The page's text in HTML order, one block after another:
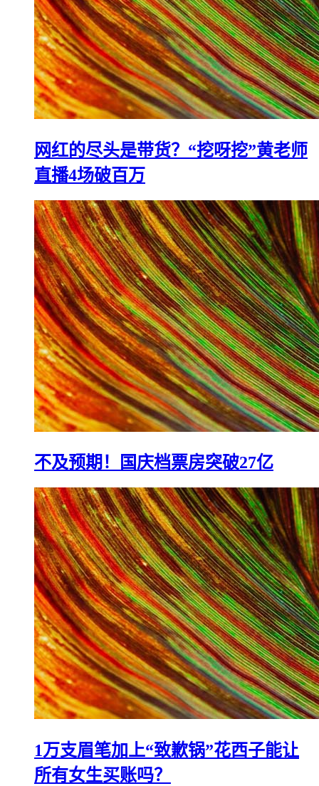
网红的尽头是带货？“挖呀挖”黄老师
直播4场破百万
不及预期！国庆档票房突破27亿
1万支眉笔加上“致歉锅”花西子能让
所有女生买账吗？